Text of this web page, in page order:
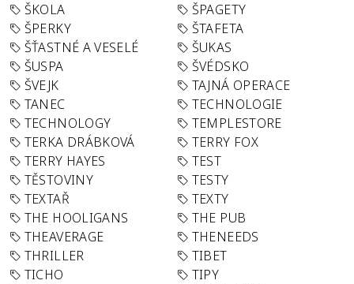
ŠKOLA
ŠPAGETY
ŠPERKY
ŠTAFETA
ŠŤASTNÉ A VESELÉ
ŠUKAS
ŠUSPA
ŠVÉDSKO
ŠVEJK
TAJNÁ OPERACE
TANEC
TECHNOLOGIE
TECHNOLOGY
TEMPLESTORE
TERKA DRÁBKOVÁ
TERRY FOX
TERRY HAYES
TEST
TĚSTOVINY
TESTY
TEXTAŘ
TEXTY
THE HOOLIGANS
THE PUB
THEAVERAGE
THENEEDS
THRILLER
TIBET
TICHO
TIPY